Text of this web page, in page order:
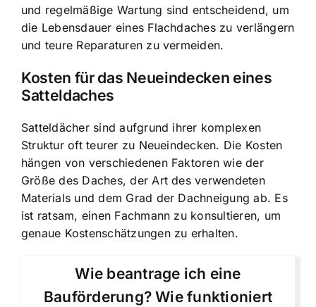
und regelmäßige Wartung sind entscheidend, um
die Lebensdauer eines Flachdaches zu verlängern
und teure Reparaturen zu vermeiden.
Kosten für das Neueindecken eines
Satteldaches
Satteldächer sind aufgrund ihrer komplexen
Struktur oft teurer zu Neueindecken. Die Kosten
hängen von verschiedenen Faktoren wie der
Größe des Daches, der Art des verwendeten
Materials und dem Grad der Dachneigung ab. Es
ist ratsam, einen Fachmann zu konsultieren, um
genaue Kostenschätzungen zu erhalten.
Wie beantrage ich eine
Bauförderung? Wie funktioniert